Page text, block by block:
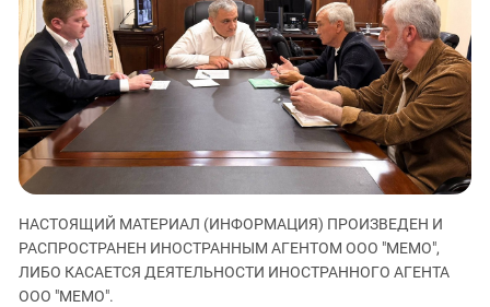
ЗАСТАВЛЯЕТ
КАВКАЗ ЗА ПАЛЕСТИНУ
ИНАКОМЫСЛИЕ В ЧЕЧНЕ
ПРЕСЛЕДОВАНИЕ АКТИВИСТОВ
МОБИЛИЗАЦИЯ И ПРОТЕСТЫ
Дагестан
Ингушетия
Кабардино-Балкария
Калмыкия
Карачаево-Черкесия
Нагорный Карабах
Российская Федерация
Ростовская область
НАСТОЯЩИЙ МАТЕРИАЛ (ИНФОРМАЦИЯ) ПРОИЗВЕДЕН И
РАСПРОСТРАНЕН ИНОСТРАННЫМ АГЕНТОМ ООО "МЕМО",
ЛИБО КАСАЕТСЯ ДЕЯТЕЛЬНОСТИ ИНОСТРАННОГО АГЕНТА
ООО "МЕМО".